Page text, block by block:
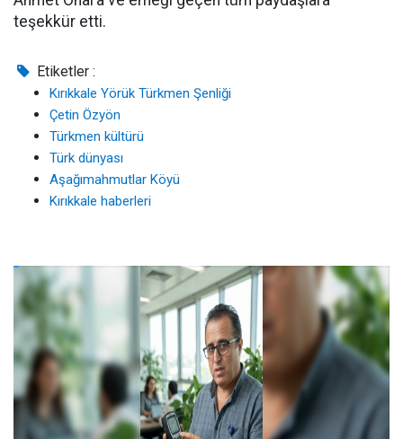
teşekkür etti.
Etiketler :
Kırıkkale Yörük Türkmen Şenliği
Çetin Özyön
Türkmen kültürü
Türk dünyası
Aşağımahmutlar Köyü
Kırıkkale haberleri